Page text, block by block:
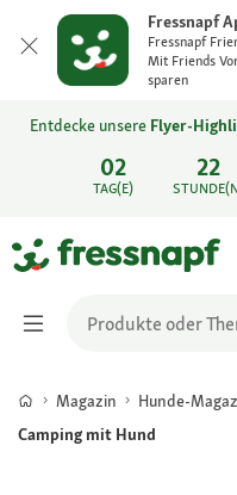
Fressnapf
Fressnapf
Mit Friends
sparen
02
TAG(E)
22
Entdecke unsere Flyer-
Magazin Hunde-
Camping mit Hund